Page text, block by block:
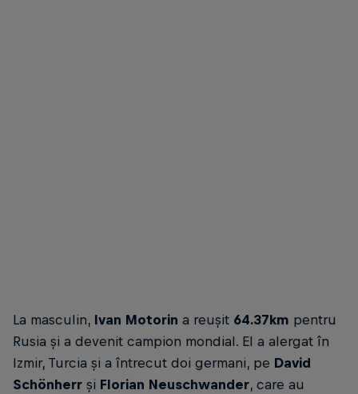
La masculin, Ivan Motorin a reușit 64.37km pentru
Rusia și a devenit campion mondial. El a alergat în
Izmir, Turcia și a întrecut doi germani, pe David
Schönherr și Florian Neuschwander, care au